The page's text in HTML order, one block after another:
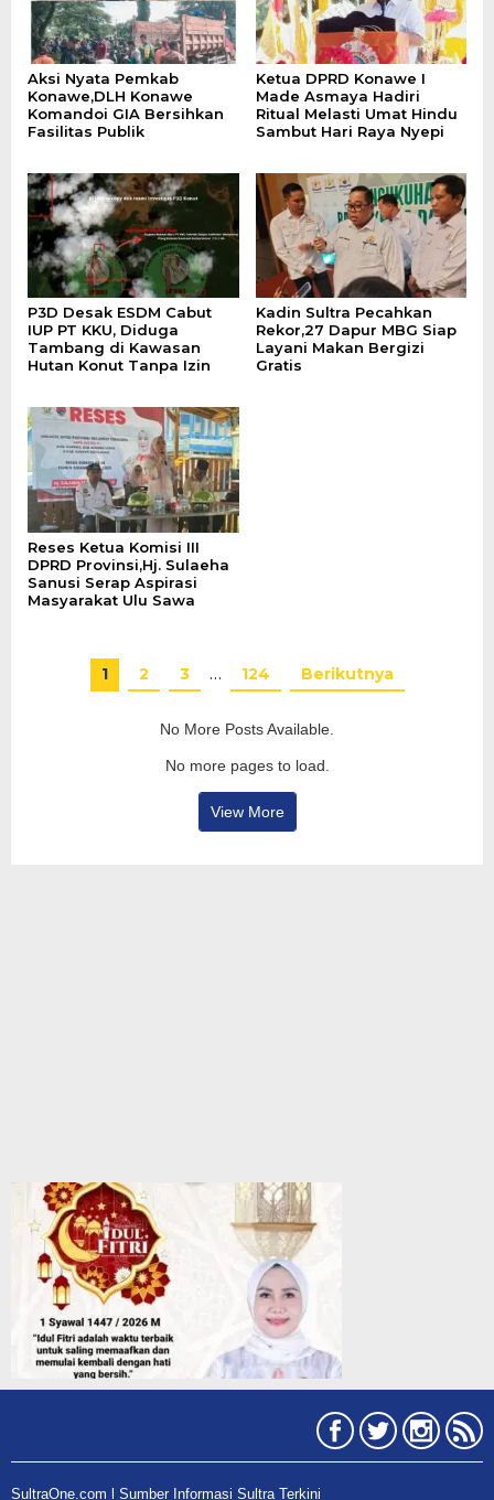
Aksi Nyata Pemkab
Konawe,DLH Konawe
Komandoi GIA Bersihkan
Fasilitas Publik
Ketua DPRD Konawe I
Made Asmaya Hadiri
Ritual Melasti Umat Hindu
Sambut Hari Raya Nyepi
P3D Desak ESDM Cabut
IUP PT KKU, Diduga
Tambang di Kawasan
Hutan Konut Tanpa Izin
Kadin Sultra Pecahkan
Rekor,27 Dapur MBG Siap
Layani Makan Bergizi
Gratis
Reses Ketua Komisi III
DPRD Provinsi,Hj. Sulaeha
Sanusi Serap Aspirasi
Masyarakat Ulu Sawa
1 2 3 … 124 Berikutnya
No More Posts Available.
No more pages to load.
View More
SultraOne.com l Sumber Informasi Sultra Terkini